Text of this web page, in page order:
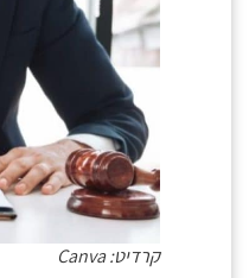
קרדיט: Canva